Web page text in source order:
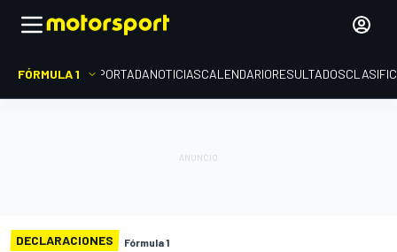
FÓRMULA 1 PORTADANOTICIASCALENDARIORESULTADOS
DECLARACIONES Fórmula 1